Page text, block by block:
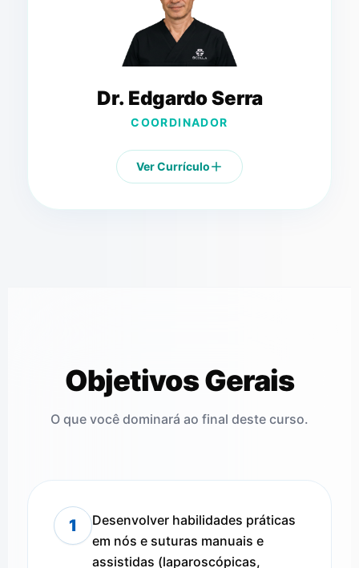
Dr. Edgardo Serra
COORDINADOR
Ver Currículo
Objetivos Gerais
O que você dominará ao final deste curso.
1
Desenvolver habilidades práticas
em nós e suturas manuais e
assistidas (laparoscópicas,